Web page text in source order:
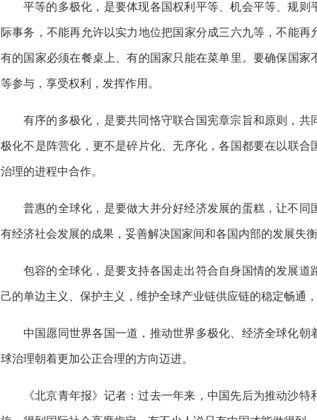
平等的多极化，是要体现各国权利平等、机会平等、规
际事务，不能再允许以实力地位把国家分成三六九等，不能
有的国家必须在餐桌上、有的国家只能在菜单里。要确保国
等参与，享受权利，发挥作用。
有序的多极化，是要共同恪守联合国宪章宗旨和原则，
极化不是阵营化，更不是碎片化、无序化，各国都要在以联
治理的进程中合作。
普惠的全球化，是要做大并分好经济发展的蛋糕，让不
有经济社会发展的成果，妥善解决国家间和各国内部的发展失
包容的全球化，是要支持各国走出符合自身国情的发展
己的单边主义、保护主义，维护全球产业链供应链的稳定畅通
中国愿同世界各国一道，推动世界多极化、经济全球化
球治理朝着更加公正合理的方向迈进。
《北京青年报》记者：过去一年来，中国先后为推动沙